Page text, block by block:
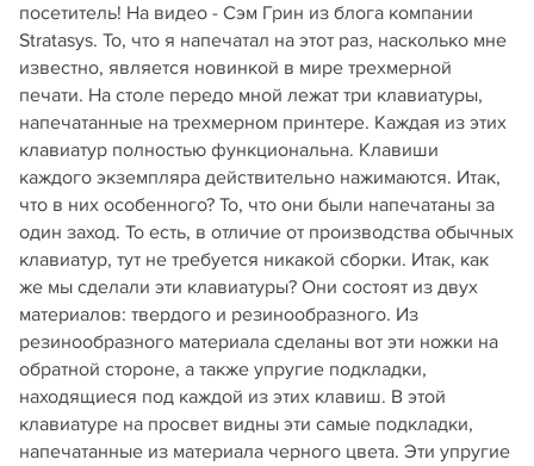
посетитель! На видео - Сэм Грин из блога компании
Stratasys. То, что я напечатал на этот раз, насколько мне
известно, является новинкой в мире трехмерной
печати. На столе передо мной лежат три клавиатуры,
напечатанные на трехмерном принтере. Каждая из этих
клавиатур полностью функциональна. Клавиши
каждого экземпляра действительно нажимаются. Итак,
что в них особенного? То, что они были напечатаны за
один заход. То есть, в отличие от производства обычных
клавиатур, тут не требуется никакой сборки. Итак, как
же мы сделали эти клавиатуры? Они состоят из двух
материалов: твердого и резинообразного. Из
резинообразного материала сделаны вот эти ножки на
обратной стороне, а также упругие подкладки,
находящиеся под каждой из этих клавиш. В этой
клавиатуре на просвет видны эти самые подкладки,
напечатанные из материала черного цвета. Эти упругие